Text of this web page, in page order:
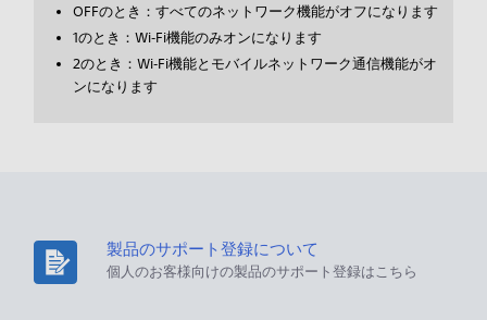
OFFのとき：すべてのネットワーク機能がオフになります
1のとき：Wi‑Fi機能のみオンになります
2のとき：Wi‑Fi機能とモバイルネットワーク通信機能がオ
ンになります
製品のサポート登録について
個人のお客様向けの製品のサポート登録はこちら